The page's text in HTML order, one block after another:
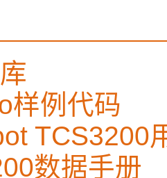
样例代码
TCS3200
数据手册